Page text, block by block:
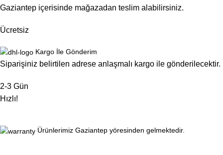
Gaziantep içerisinde mağazadan teslim alabilirsiniz.
Ücretsiz
Kargo İle Gönderim
Siparişiniz belirtilen adrese anlaşmalı kargo ile gönderilecektir.
2-3 Gün
Hızlı!
Ürünlerimiz Gaziantep yöresinden gelmektedir.